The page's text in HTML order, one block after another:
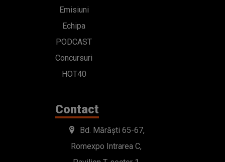
Emisiuni
Echipa
PODCAST
Concursuri
HOT40
Contact
Bd. Mărăști 65-67,
Romexpo Intrarea C,